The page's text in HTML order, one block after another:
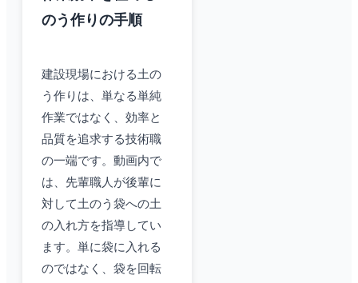
のう作りの手順
建設現場における土の
う作りは、単なる単純
作業ではなく、効率と
品質を追求する技術職
の一端です。動画内で
は、先輩職人が後輩に
対して土のう袋への土
の入れ方を指導してい
ます。単に袋に入れる
のではなく、袋を回転